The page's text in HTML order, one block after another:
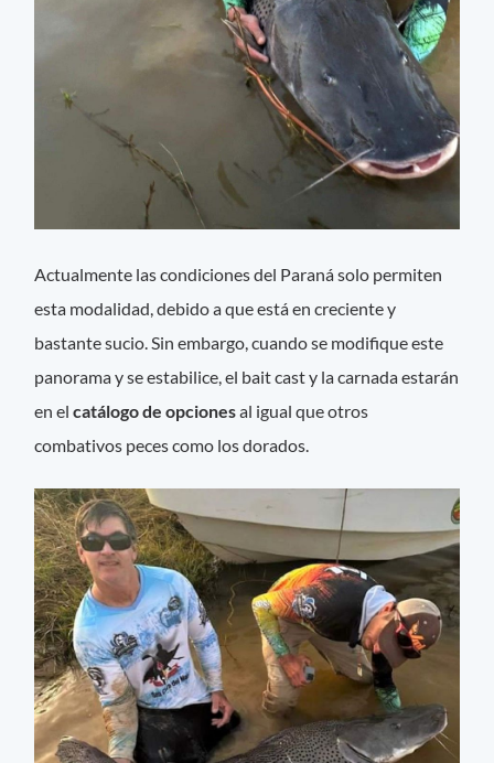
Actualmente las condiciones del Paraná solo permiten
esta modalidad, debido a que está en creciente y
bastante sucio. Sin embargo, cuando se modifique este
panorama y se estabilice, el bait cast y la carnada estarán
en elcatálogo de opcionesal igual que otros
combativos peces como los dorados.